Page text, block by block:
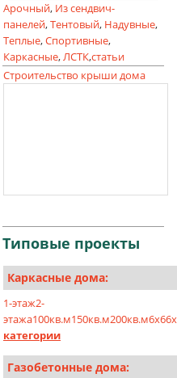
Арочный, Из сендвич-
панелей,Тентовый, Надувные,
Теплые,Спортивные,
Каркасные,ЛСТК,статьи
Строительство крыши дома
Типовые проекты
Каркасные дома:
1-этаж2-
этажа100кв.м150кв.м200кв.м6х6
категории
Газобетонные дома: